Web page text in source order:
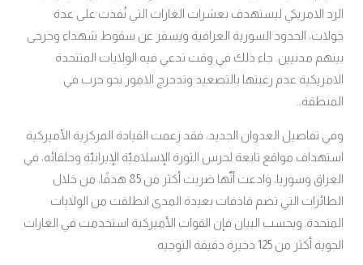
الرد الامريكي ليستهدف بعشرات الغارات التي نُفذت على عدة
جولات، الحدود السورية العراقية ويسفر عن سقوط شهداء وجرحى
بينهم مدنيين. جاء ذلك في وقت تدعي فيه الولايات المتتحدة
الامريكية عدم رغبتها بالتصعيد وتدحرج الامور نحو حرب في
المنطقة..
وفي تفاصيل العدوان الجديد، فقد زعمت القيادة المركزية الأميركية
استهداف مواقع تابعة لحرس الثورة الإسلاميّة الإيرانيّة وحلفائه، في
العراق وسوريا، وادعت أنّها ضربت أكثر من 85 هدفًا، من خلال
الطائرات التي تضم قاذفات بعيدة المدى انطلقت من الولايات
المتحدة. وبحسب البيان فإن القوات الأميركية استخدمت في الغارات
الجوية أكثر من 125 ذخيرة دقيقة التوجيه.